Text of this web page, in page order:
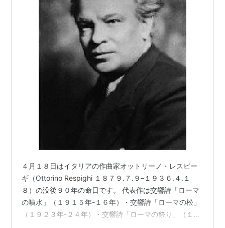
４月１８日はイタリアの作曲家オットリーノ・レスピー
ギ（Ottorino Respighi １８７９.７.９–１９３６.４.１
８）の没後９０年の命日です。 代表作は交響詩「ローマ
の噴水」（１９１５年-１６年）・交響詩「ローマの松」
（１９２３年-２４年）・交響詩「ローマの祭り」（１９